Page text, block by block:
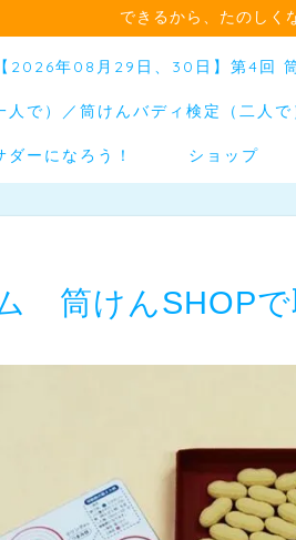
できるから、たのし
【2026年08月29日、30日】第4回
人で）／筒けんバディ検定（二人で
ーになろう！ ショップ
筒けんSHOPで